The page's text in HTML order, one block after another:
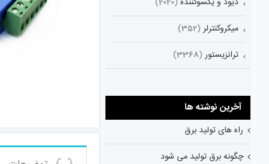
میکروکنترلر (352)
ترانزیستور (3368)
آخرین نوشته ها
راه های تولید برق
چگونه برق تولید می شود